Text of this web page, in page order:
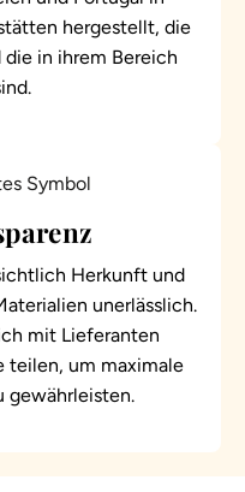
hergestellt, die
in ihrem Bereich
Herkunft und
unerlässlich.
mit Lieferanten
teilen, um maximale
gewährleisten.